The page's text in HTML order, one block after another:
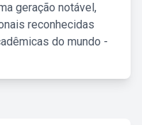
geração notável,
reconhecidas
do mundo -